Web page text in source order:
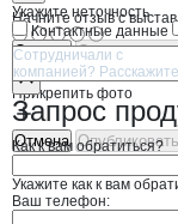
Начните отзыв с
Прикрепить фото
Отмена Опубликовать
Укажите неточность
Контактные данные
Отмена Опубликовать
Запрос
Как к вам обратиться?
Укажите как к вам
Ваш телефон: